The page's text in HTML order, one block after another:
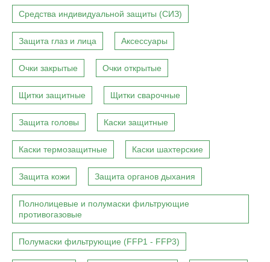
Средства индивидуальной защиты (СИЗ)
Защита глаз и лица Аксессуары
Очки закрытые Очки открытые
Щитки защитные Щитки сварочные
Защита головы Каски защитные
Каски термозащитные Каски шахтерские
Защита кожи Защита органов дыхания
Полнолицевые и полумаски фильтрующие
противогазовые
Полумаски фильтрующие (FFP1 - FFP3)